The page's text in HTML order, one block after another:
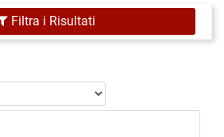
Filtra i Risultati